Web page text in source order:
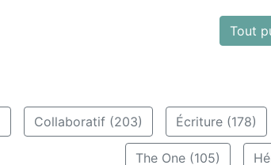
Tout
Collaboratif (203) Écriture (178)
The One (105)